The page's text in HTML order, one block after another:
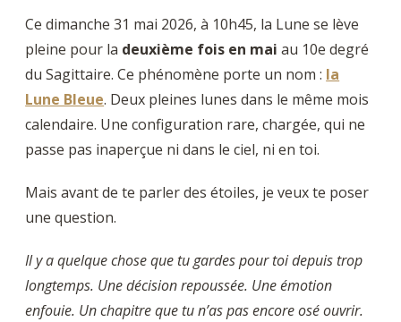
Ce dimanche 31 mai 2026, à 10h45, la Lune se lève
pleine pour la deuxième fois en mai au 10e degré
du Sagittaire. Ce phénomène porte un nom : la
Lune Bleue. Deux pleines lunes dans le même mois
calendaire. Une configuration rare, chargée, qui ne
passe pas inaperçue ni dans le ciel, ni en toi.
Mais avant de te parler des étoiles, je veux te poser
une question.
Il y a quelque chose que tu gardes pour toi depuis trop
longtemps. Une décision repoussée. Une émotion
enfouie. Un chapitre que tu n’as pas encore osé ouvrir.